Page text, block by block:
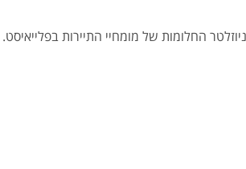
החלומות של מומחיי התיירות בפלייאיסט.